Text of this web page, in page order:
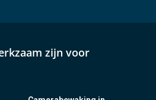
zijn voor